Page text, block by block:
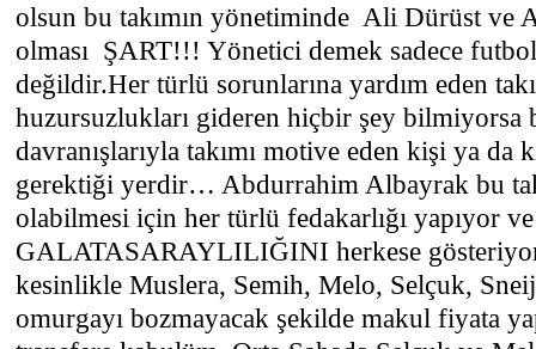
olsun bu takımın yönetiminde Ali Dürüst ve
olması ŞART!!! Yönetici demek sadece
değildir.Her türlü sorunlarına yardım eden
huzursuzlukları gideren hiçbir şey bilmiyorsa
davranışlarıyla takımı motive eden kişi ya da
gerektiği yerdir… Abdurrahim Albayrak bu
olabilmesi için her türlü fedakarlığı yapıyor
GALATASARAYLILIĞINI herkese
kesinlikle Muslera, Semih, Melo, Selçuk,
omurgayı bozmayacak şekilde makul fiyata